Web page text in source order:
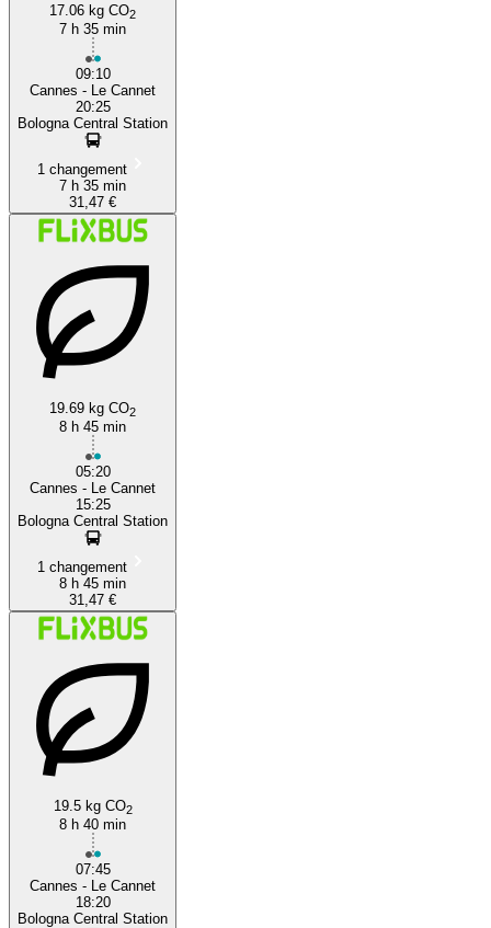
17.06 kg CO2
7 h 35 min
09:10
Cannes - Le Cannet
20:25
Bologna Central Station
1 changement
7 h 35 min
31,47 €
19.69 kg CO2
8 h 45 min
05:20
Cannes - Le Cannet
15:25
Bologna Central Station
1 changement
8 h 45 min
31,47 €
19.5 kg CO2
8 h 40 min
07:45
Cannes - Le Cannet
18:20
Bologna Central Station